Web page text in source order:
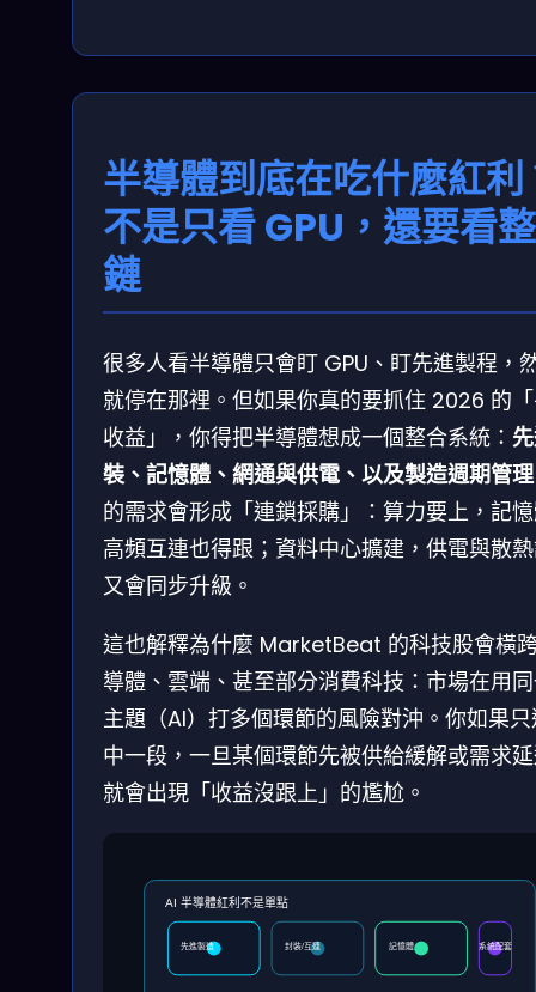
半導體到底在吃什麼紅利
不是只看 GPU，還要看
鏈
很多人看半導體只會盯 GPU、盯先進製程，
就停在那裡。但如果你真的要抓住 2026 的
收益」，你得把半導體想成一個整合系統：
裝、記憶體、網通與供電、以及製造週期管理
的需求會形成「連鎖採購」：算力要上，記
高頻互連也得跟；資料中心擴建，供電與散
又會同步升級。
這也解釋為什麼 MarketBeat 的科技股會橫
導體、雲端、甚至部分消費科技：市場在用
主題（AI）打多個環節的風險對沖。你如果
中一段，一旦某個環節先被供給緩解或需求
就會出現「收益沒跟上」的尷尬。
AI 半導體紅利不是單點
先進製造 封裝/互連 記憶體 系統配套